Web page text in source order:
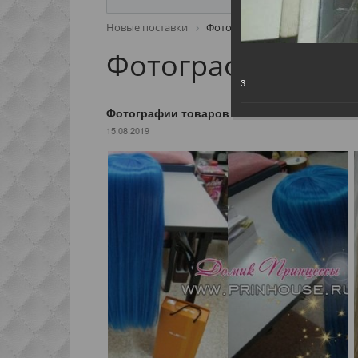
Новые поставки Фотографии товаров
Фотографии
Фотографии товаров
15.08.2019
3